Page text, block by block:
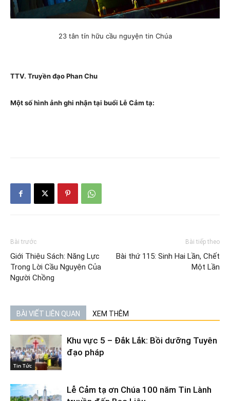
23 tân tín hữu cầu nguyện tin Chúa
TTV. Truyền đạo Phan Chu
Một số hình ảnh ghi nhận tại buổi Lễ Cảm tạ:
Bài trước
Giới Thiệu Sách: Năng Lực
Trong Lời Cầu Nguyện Của
Người Chồng
Bài tiếp theo
Bài thứ 115: Sinh Hai Lần, Chết
Một Lần
BÀI VIẾT LIÊN QUAN XEM THÊM
Tin Tức
Khu vực 5 – Đắk Lắk: Bồi dưỡng Tuyên
đạo pháp
Lễ Cảm tạ ơn Chúa 100 năm Tin Lành